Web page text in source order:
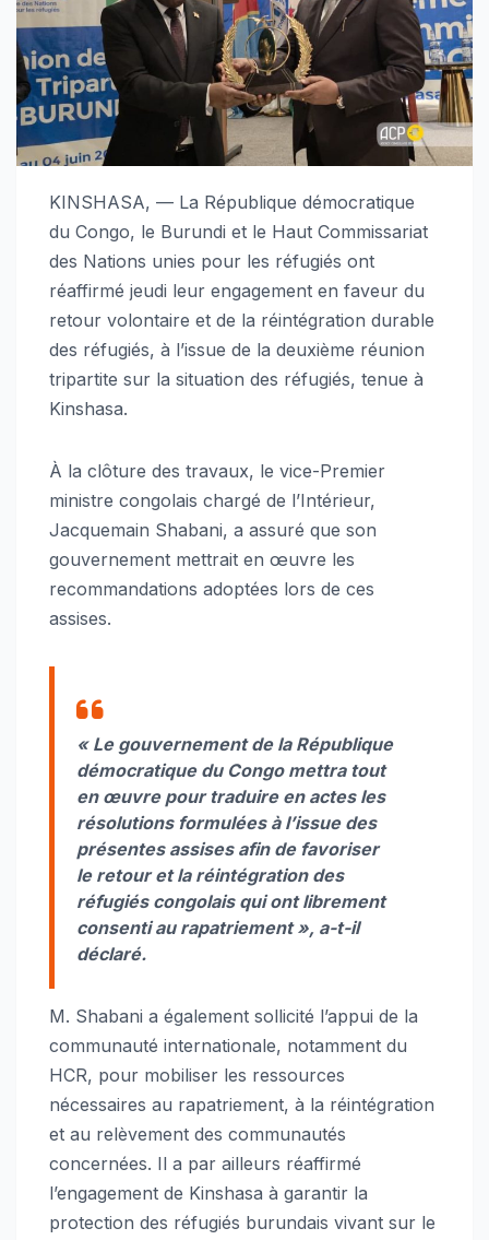
KINSHASA, — La République démocratique
du Congo, le Burundi et le Haut Commissariat
des Nations unies pour les réfugiés ont
réaffirmé jeudi leur engagement en faveur du
retour volontaire et de la réintégration durable
des réfugiés, à l’issue de la deuxième réunion
tripartite sur la situation des réfugiés, tenue à
Kinshasa.
À la clôture des travaux, le vice-Premier
ministre congolais chargé de l’Intérieur,
Jacquemain Shabani, a assuré que son
gouvernement mettrait en œuvre les
recommandations adoptées lors de ces
assises.
« Le gouvernement de la République
démocratique du Congo mettra tout
en œuvre pour traduire en actes les
résolutions formulées à l’issue des
présentes assises afin de favoriser
le retour et la réintégration des
réfugiés congolais qui ont librement
consenti au rapatriement », a-t-il
déclaré.
M. Shabani a également sollicité l’appui de la
communauté internationale, notamment du
HCR, pour mobiliser les ressources
nécessaires au rapatriement, à la réintégration
et au relèvement des communautés
concernées. Il a par ailleurs réaffirmé
l’engagement de Kinshasa à garantir la
protection des réfugiés burundais vivant sur le